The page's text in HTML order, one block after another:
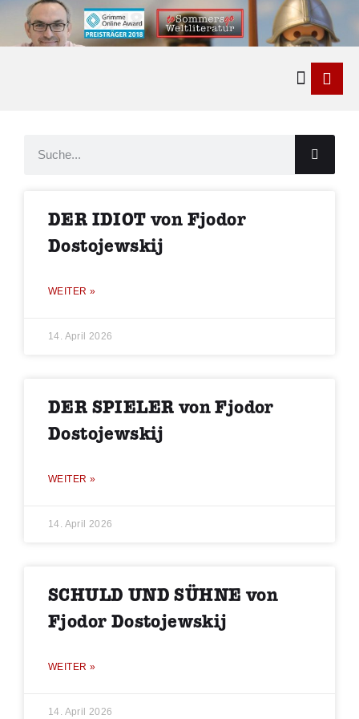
DER IDIOT von Fjodor
Dostojewskij
WEITER »
14. April 2026
DER SPIELER von Fjodor
Dostojewskij
WEITER »
14. April 2026
SCHULD UND SÜHNE von
Fjodor Dostojewskij
WEITER »
14. April 2026